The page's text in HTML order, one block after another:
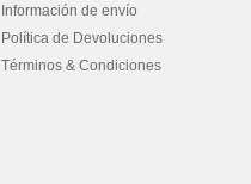
Información de envío
Política de Devoluciones
Términos & Condiciones